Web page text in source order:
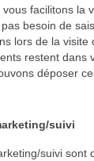
facilitons la
pas besoin de
lors de la
restent dans
déposer
suivi
suivi sont